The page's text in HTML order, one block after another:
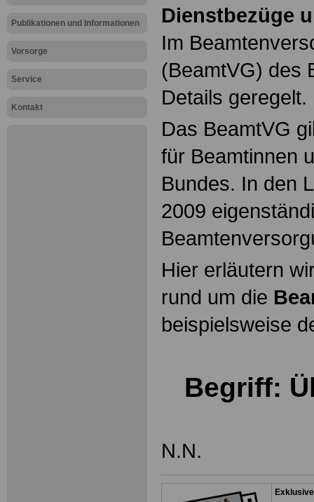
Publikationen und Informationen
Vorsorge
Service
Kontakt
Dienstbezüge
Im
(BeamtVG) des
Details geregelt.
Das BeamtVG
für Beamtinnen
Bundes. In den
2009
Hier erläutern
rund um die
beispielsweise
Begriff:
N.N.